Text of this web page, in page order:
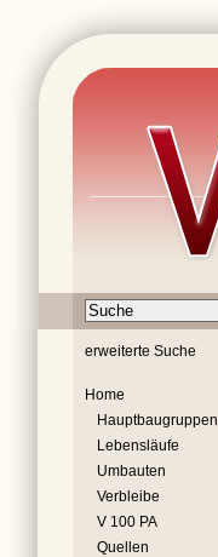
erweiterte Suche
Home
Hauptbaugruppen
Lebensläufe
Umbauten
Verbleibe
V 100 PA
Quellen